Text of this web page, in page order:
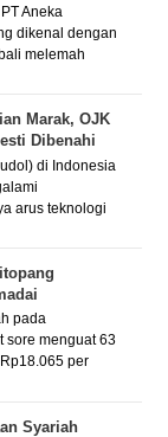
Aneka
dikenal dengan
melemah
Marak, OJK
Dibenahi
di Indonesia
arus teknologi
pada
sore menguat 63
per
Syariah